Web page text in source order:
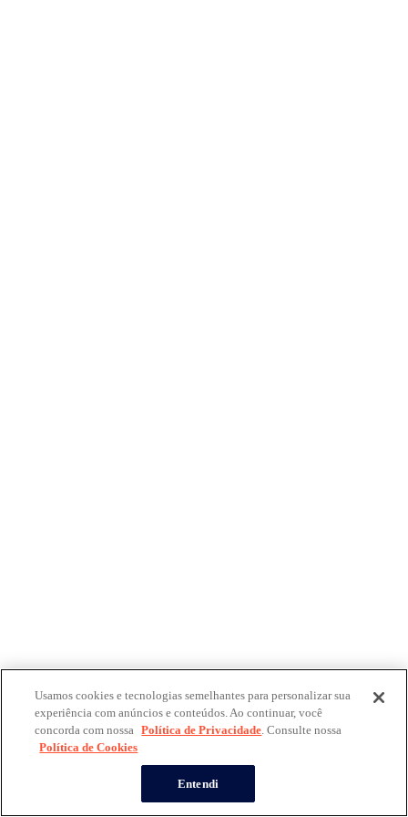
Usamos cookies e tecnologias semelhantes para personalizar sua
experiência com anúncios e conteúdos. Ao continuar, você
concorda com nossa Política de Privacidade. Consulte nossa
Política de Cookies
Entendi